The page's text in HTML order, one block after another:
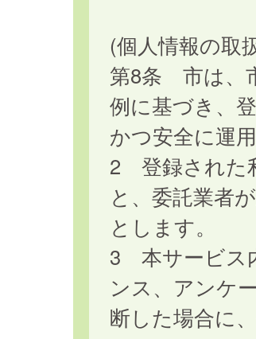
(個人情報の取
第8条 市は、
例に基づき、
かつ安全に運
2 登録された
と、委託業者
とします。
3 本サービス
ンス、アンケ
断した場合に